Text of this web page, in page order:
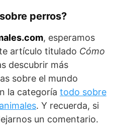
perros?
, esperamos
artículo titulado Cómo
descubrir más
sobre el mundo
la categoría todo sobre
animales. Y recuerda, si
un comentario.